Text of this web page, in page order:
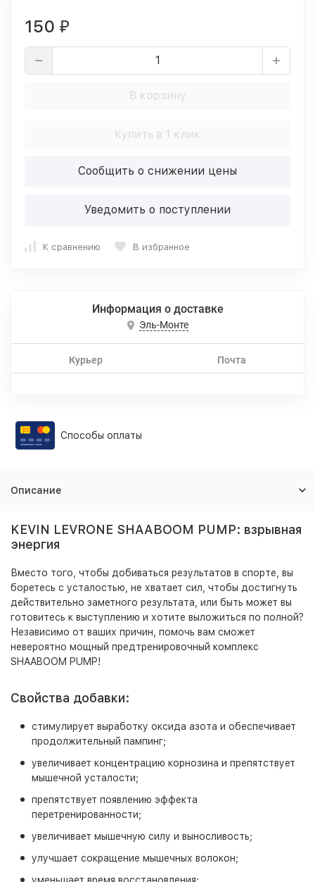
150 ₽
В корзину
Купить в 1 клик
Сообщить о снижении цены
Уведомить о поступлении
К сравнению В избранное
Информация о доставке
Эль-Монте
Курьер Почта
Способы оплаты
Описание
KEVIN LEVRONE SHAABOOM PUMP: взрывная
энергия
Вместо того, чтобы добиваться результатов в спорте, вы
боретесь с усталостью, не хватает сил, чтобы достигнуть
действительно заметного результата, или быть может вы
готовитесь к выступлению и хотите выложиться по полной?
Независимо от ваших причин, помочь вам сможет
невероятно мощный предтренировочный комплекс
SHAABOOM PUMP!
Свойства добавки:
стимулирует выработку оксида азота и обеспечивает
продолжительный пампинг;
увеличивает концентрацию корнозина и препятствует
мышечной усталости;
препятствует появлению эффекта
перетренированности;
увеличивает мышечную силу и выносливость;
улучшает сокращение мышечных волокон;